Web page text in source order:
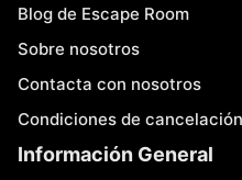
Blog de Escape Room
Sobre nosotros
Contacta con nosotros
Condiciones de cancelación
Información General